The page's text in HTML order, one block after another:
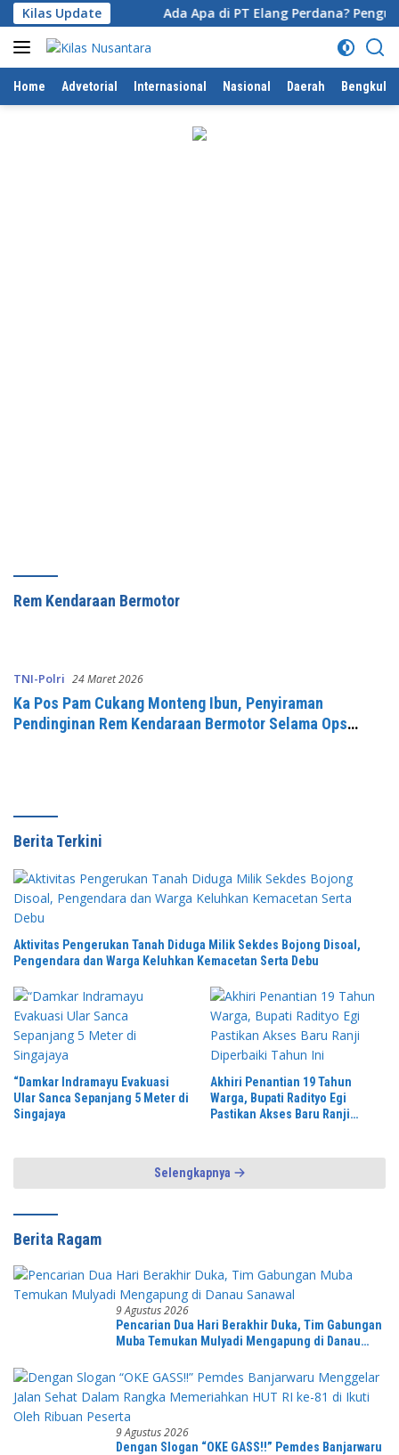
Langsung
ke
konten
Kilas Update Ada Apa di PT Elang Perdana? Pengurus
Home Advetorial Internasional Nasional Daerah Bengkulu
Rem Kendaraan Bermotor
TNI-Polri 24 Maret 2026
Ka Pos Pam Cukang Monteng Ibun, Penyiraman
Pendinginan Rem Kendaraan Bermotor Selama Ops
Berita Terkini
Aktivitas Pengerukan Tanah Diduga Milik Sekdes Bojong Disoal,
Pengendara dan Warga Keluhkan Kemacetan Serta Debu
“Damkar Indramayu Evakuasi
Ular Sanca Sepanjang 5 Meter di
Singajaya
Akhiri Penantian 19 Tahun
Warga, Bupati Radityo Egi
Pastikan Akses Baru Ranji
Selengkapnya
Berita Ragam
9 Agustus 2026
Pencarian Dua Hari Berakhir Duka, Tim Gabungan
Muba Temukan Mulyadi Mengapung di Danau
9 Agustus 2026
Dengan Slogan “OKE GASS!!” Pemdes Banjarwaru